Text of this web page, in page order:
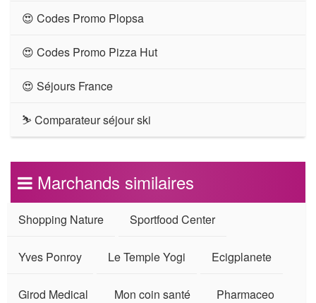
😍 Codes Promo Plopsa
😍 Codes Promo Pizza Hut
😍 Séjours France
⛷ Comparateur séjour ski
Marchands similaires
Shopping Nature Sportfood Center
Yves Ponroy Le Temple Yogi Ecigplanete
Girod Medical Mon coin santé Pharmaceo